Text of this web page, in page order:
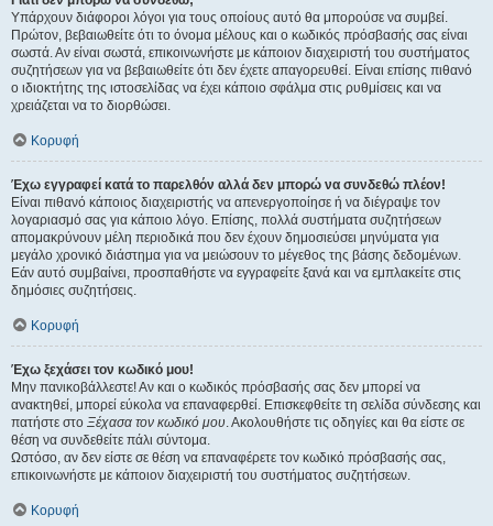
Υπάρχουν διάφοροι λόγοι για τους οποίους αυτό θα μπορούσε να συμβεί.
Πρώτον, βεβαιωθείτε ότι το όνομα μέλους και ο κωδικός πρόσβασής σας είναι
σωστά. Αν είναι σωστά, επικοινωνήστε με κάποιον διαχειριστή του συστήματος
συζητήσεων για να βεβαιωθείτε ότι δεν έχετε απαγορευθεί. Είναι επίσης πιθανό
ο ιδιοκτήτης της ιστοσελίδας να έχει κάποιο σφάλμα στις ρυθμίσεις και να
χρειάζεται να το διορθώσει.
Κορυφή
Έχω εγγραφεί κατά το παρελθόν αλλά δεν μπορώ να συνδεθώ πλέον!
Είναι πιθανό κάποιος διαχειριστής να απενεργοποίησε ή να διέγραψε τον
λογαριασμό σας για κάποιο λόγο. Επίσης, πολλά συστήματα συζητήσεων
απομακρύνουν μέλη περιοδικά που δεν έχουν δημοσιεύσει μηνύματα για
μεγάλο χρονικό διάστημα για να μειώσουν το μέγεθος της βάσης δεδομένων.
Εάν αυτό συμβαίνει, προσπαθήστε να εγγραφείτε ξανά και να εμπλακείτε στις
δημόσιες συζητήσεις.
Κορυφή
Έχω ξεχάσει τον κωδικό μου!
Μην πανικοβάλλεστε! Αν και ο κωδικός πρόσβασής σας δεν μπορεί να
ανακτηθεί, μπορεί εύκολα να επαναφερθεί. Επισκεφθείτε τη σελίδα σύνδεσης και
πατήστε στο Ξέχασα τον κωδικό μου. Ακολουθήστε τις οδηγίες και θα είστε σε
θέση να συνδεθείτε πάλι σύντομα.
Ωστόσο, αν δεν είστε σε θέση να επαναφέρετε τον κωδικό πρόσβασής σας,
επικοινωνήστε με κάποιον διαχειριστή του συστήματος συζητήσεων.
Κορυφή